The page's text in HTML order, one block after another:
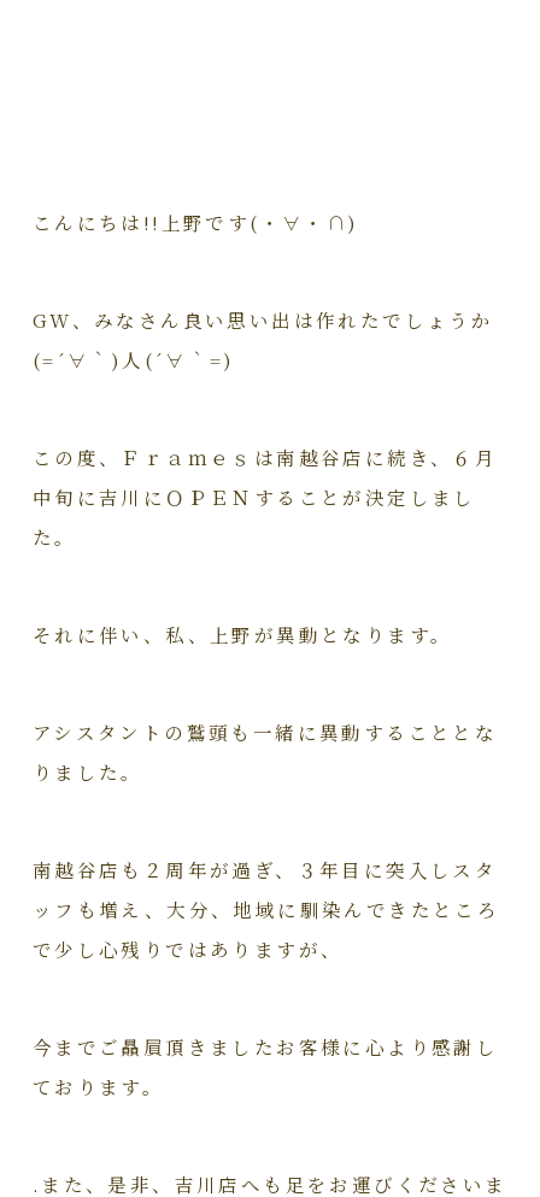
こんにちは!!上野です(・∀・∩)
GW、みなさん良い思い出は作れたでしょうか
(=´∀｀)人(´∀｀=)
この度、Ｆｒａｍｅｓは南越谷店に続き、６月
中旬に吉川にＯＰＥＮすることが決定しまし
た。
それに伴い、私、上野が異動となります。
アシスタントの鷲頭も一緒に異動することとな
りました。
南越谷店も２周年が過ぎ、３年目に突入しスタ
ッフも増え、大分、地域に馴染んできたところ
で少し心残りではありますが、
今までご贔屓頂きましたお客様に心より感謝し
ております。
.また、是非、吉川店へも足をお運びくださいま